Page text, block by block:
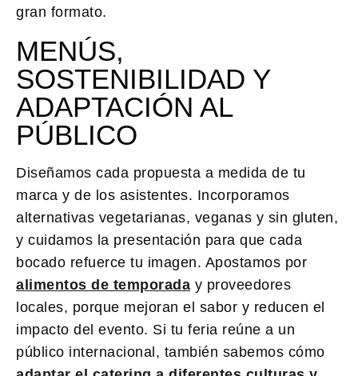
gran formato.
MENÚS,
SOSTENIBILIDAD Y
ADAPTACIÓN AL
PÚBLICO
Diseñamos cada propuesta a medida de tu
marca y de los asistentes. Incorporamos
alternativas vegetarianas, veganas y sin gluten,
y cuidamos la presentación para que cada
bocado refuerce tu imagen. Apostamos por
alimentos de temporada y proveedores
locales, porque mejoran el sabor y reducen el
impacto del evento. Si tu feria reúne a un
público internacional, también sabemos cómo